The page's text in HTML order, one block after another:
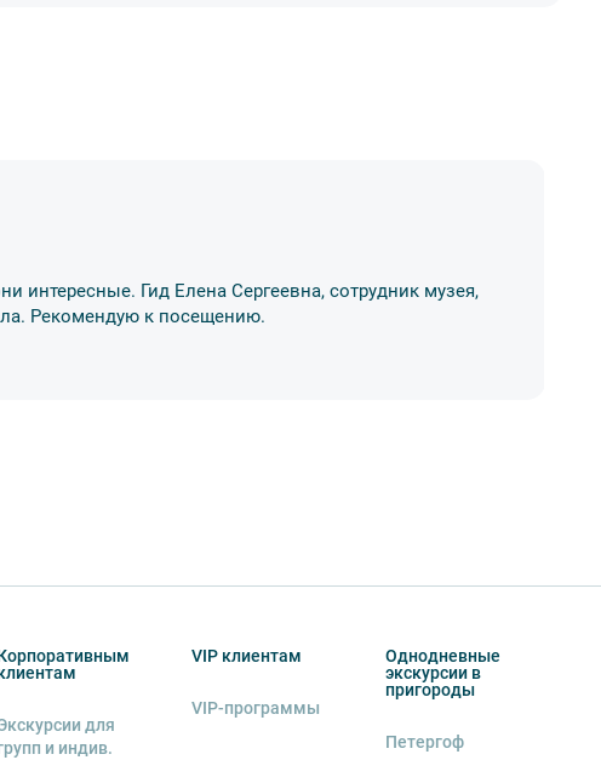
интересные. Гид Елена Сергеевна, сотрудник музея,
Рекомендую к посещению.
для
и индив.
VIP клиентам
VIP-программы
Однодневные
экскурсии в
пригороды
Петергоф